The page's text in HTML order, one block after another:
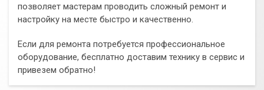
позволяет мастерам проводить сложный ремонт и
настройку на месте быстро и качественно.
Если для ремонта потребуется профессиональное
оборудование, бесплатно доставим технику в сервис и
привезем обратно!